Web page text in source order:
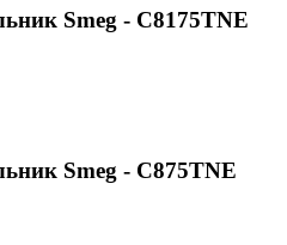
Smeg - C8175TNE
Smeg - C875TNE